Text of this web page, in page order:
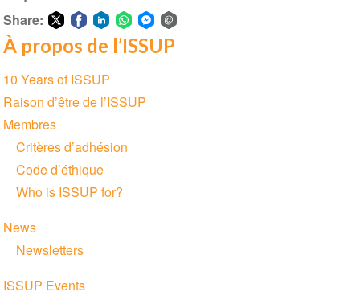
2023
Chiang
Mai
ISSUP
2023
Chiang
Mai
Share:
Share
Twitter
Share
Facebook
Share
LinkedIn
ShareShare
Messenger
Share
À propos de l’ISSUP
Section
navigation
10 Years of ISSUP
Raison d’être de l’ISSUP
Membres
Critères d’adhésion
Code d’éthique
Who is ISSUP for?
News
Newsletters
ISSUP Events